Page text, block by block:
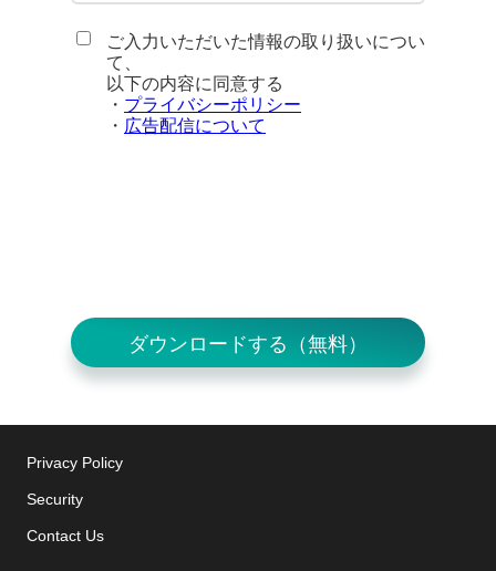
ご入力いただいた情報の取り扱いについ
て、
以下の内容に同意する
・ プライバシーポリシー
・ 広告配信について
ダウンロードする（無料）